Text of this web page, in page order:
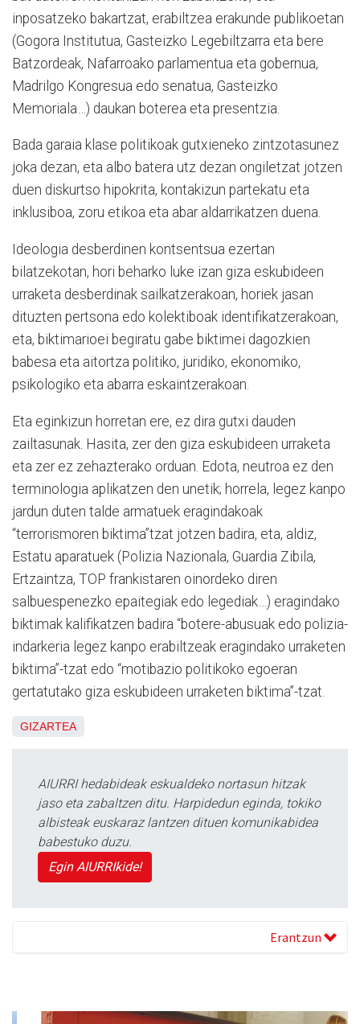
inposatzeko bakartzat, erabiltzea erakunde publikoetan
(Gogora Institutua, Gasteizko Legebiltzarra eta bere
Batzordeak, Nafarroako parlamentua eta gobernua,
Madrilgo Kongresua edo senatua, Gasteizko
Memoriala…) daukan boterea eta presentzia.
Bada garaia klase politikoak gutxieneko zintzotasunez
joka dezan, eta albo batera utz dezan ongiletzat jotzen
duen diskurtso hipokrita, kontakizun partekatu eta
inklusiboa, zoru etikoa eta abar aldarrikatzen duena.
Ideologia desberdinen kontsentsua ezertan
bilatzekotan, hori beharko luke izan giza eskubideen
urraketa desberdinak sailkatzerakoan, horiek jasan
dituzten pertsona edo kolektiboak identifikatzerakoan,
eta, biktimarioei begiratu gabe biktimei dagozkien
babesa eta aitortza politiko, juridiko, ekonomiko,
psikologiko eta abarra eskaintzerakoan.
Eta eginkizun horretan ere, ez dira gutxi dauden
zailtasunak. Hasita, zer den giza eskubideen urraketa
eta zer ez zehazterako orduan. Edota, neutroa ez den
terminologia aplikatzen den unetik; horrela, legez kanpo
jardun duten talde armatuek eragindakoak
“terrorismoren biktima”tzat jotzen badira, eta, aldiz,
Estatu aparatuek (Polizia Nazionala, Guardia Zibila,
Ertzaintza, TOP frankistaren oinordeko diren
salbuespenezko epaitegiak edo legediak…) eragindako
biktimak kalifikatzen badira “botere-abusuak edo polizia-
indarkeria legez kanpo erabiltzeak eragindako urraketen
biktima”-tzat edo “motibazio politikoko egoeran
gertatutako giza eskubideen urraketen biktima”-tzat.
GIZARTEA
AIURRI hedabideak eskualdeko nortasun hitzak
jaso eta zabaltzen ditu. Harpidedun eginda, tokiko
albisteak euskaraz lantzen dituen komunikabidea
babestuko duzu.
Egin AIURRIkide!
Erantzun